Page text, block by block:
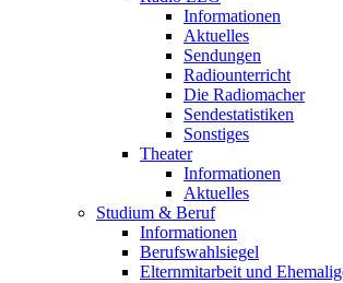
Informationen
Aktuelles
Sendungen
Radiounterricht
Die Radiomacher
Sendestatistiken
Sonstiges
Theater
Informationen
Aktuelles
Studium & Beruf
Informationen
Berufswahlsiegel
Elternmitarbeit und